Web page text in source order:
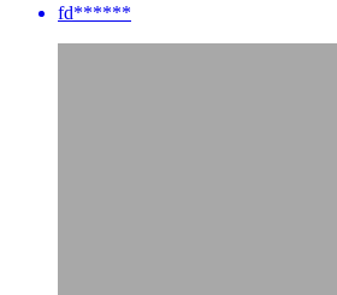
fd******